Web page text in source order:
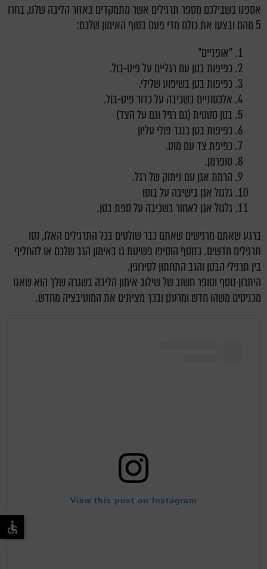
אספנו בשבילכם מספר תרגילים אשר מתמקדים באזור הליבה שלנו, בחרו
5 מהם ובצעו את כולם מדי פעם בסוף האימון שלכם:
"אופניים"
כפיפות בטן עם רגליים על פיט-בול.
כפיפות בטן בשיפוע שלילי.
אלכסוניים בשכיבה על כדור פיט-בול.
בטן סטטית (גם רגיל וגם על הצד)
כפיפות בטן כנגד פולי עליון
כפיפת צד עם מוט.
סופרמן.
הרמת אגן עם ניתוק של רגל.
גלגול אגן בישיבה על בוסו
גלגול אגן לאחור בשכיבה על ספת בטן.
ברגע שאתם מרגישים שאתם כבר שולטים בכל התרגילים האלו, נסו
תרגילים חדשים. בנוסף הוסיפו פשיטת גו באימון הגב שלכם או להחליף
בין תרגילי הבטן והגב התחתון לסירוגין.
היתרון נוסף וסופר חשוב של שילוב אימון הליבה בשגרה שלך הוא שאנו
מכניסים משהו חדש ומרענן ובכך מציתים את המוטיבציה מחדש.
View this post on Instagram